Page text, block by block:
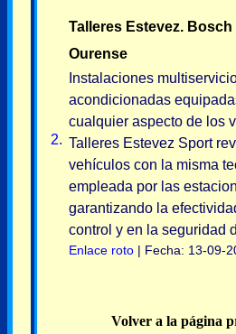
2.
Talleres Estevez. Bosch
Ourense
Instalaciones
acondicionadas
cualquier aspecto de los
Talleres Estevez Sport
vehículos con la misma
empleada por las
garantizando la
control y en la seguridad
Enlace roto | Fecha: 13-09-
Volver a la página